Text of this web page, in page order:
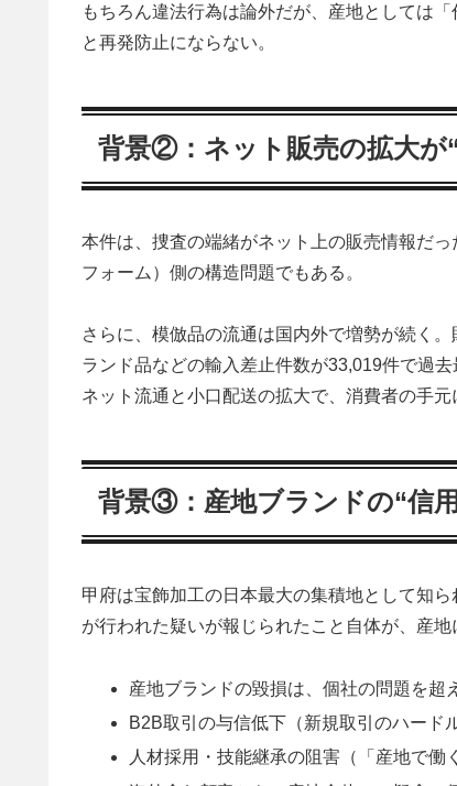
もちろん違法行為は論外だが、産地としては
と再発防止にならない。
背景②：ネット販売の拡大が
本件は、捜査の端緒がネット上の販売情報だ
フォーム）側の構造問題でもある。
さらに、模倣品の流通は国内外で増勢が続く
ランド品などの輸入差止件数が33,019件で過
ネット流通と小口配送の拡大で、消費者の手元
背景③：産地ブランドの“信
甲府は宝飾加工の日本最大の集積地として知
が行われた疑いが報じられたこと自体が、産地
産地ブランドの毀損は、個社の問題を超
B2B取引の与信低下（新規取引のハード
人材採用・技能継承の阻害（「産地で働